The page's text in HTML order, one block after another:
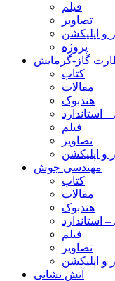
فیلم
تصاویر
و اپلیکشن
پروژه
گاز-گرمایش
کتاب
مقالات
هندبوک
استاندارد
فیلم
تصاویر
و اپلیکشن
مهندسی جوش
کتاب
مقالات
هندبوک
استاندارد
فیلم
تصاویر
و اپلیکشن
آتش نشانی